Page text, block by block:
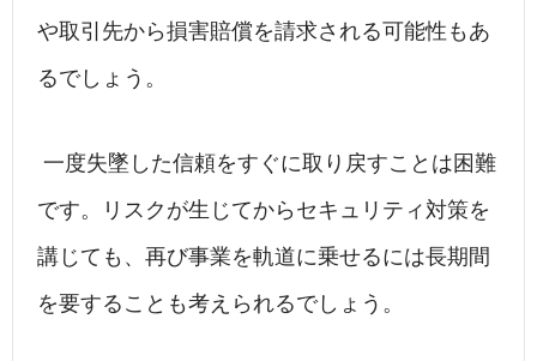
や取引先から損害賠償を請求される可能性もあ
るでしょう。
一度失墜した信頼をすぐに取り戻すことは困難
です。リスクが生じてからセキュリティ対策を
講じても、再び事業を軌道に乗せるには長期間
を要することも考えられるでしょう。